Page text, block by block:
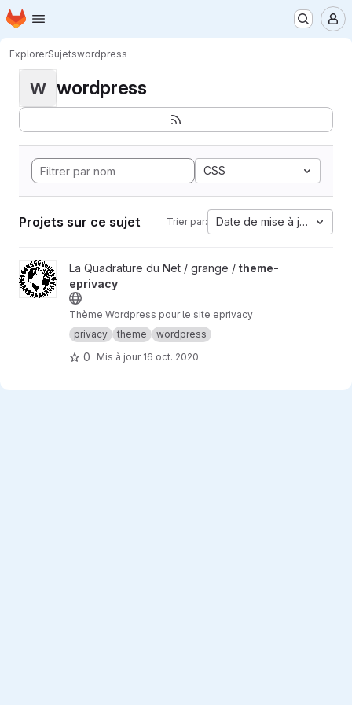
Passer au contenu principal
Page d'accueil
ExplorerSujetswordpress
W wordpress
CSS
Projets sur ce sujet Trier par: Date de mise à jour
Afficher le projet theme-eprivacy
La Quadrature du Net / grange / theme-
eprivacy
Thème Wordpress pour le site eprivacy
privacy
theme wordpress
0 Mis à jour 16 oct. 2020